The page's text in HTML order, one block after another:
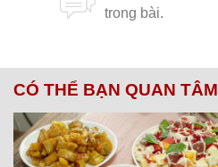
CÓ THỂ BẠN QUAN TÂM